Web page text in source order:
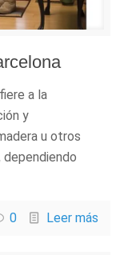
a la
y
u otros
0 Leer más